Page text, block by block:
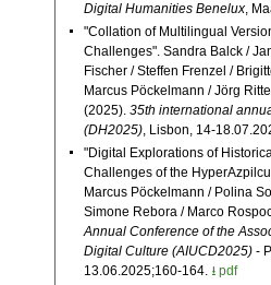
Digital Humanities Benelux,
"Collation of Multilingual
Challenges". Sandra Balck /
Fischer / Steffen Frenzel /
Marcus Pöckelmann / Jörg
(2025).35th international
(DH2025), Lisbon, 14-
"Digital Explorations of
Challenges of the
Marcus Pöckelmann / Polina
Simone Rebora / Marco
Annual Conference of the
Digital Culture (AIUCD2025) -
13.06.2025;160-164. ⭳ pdf